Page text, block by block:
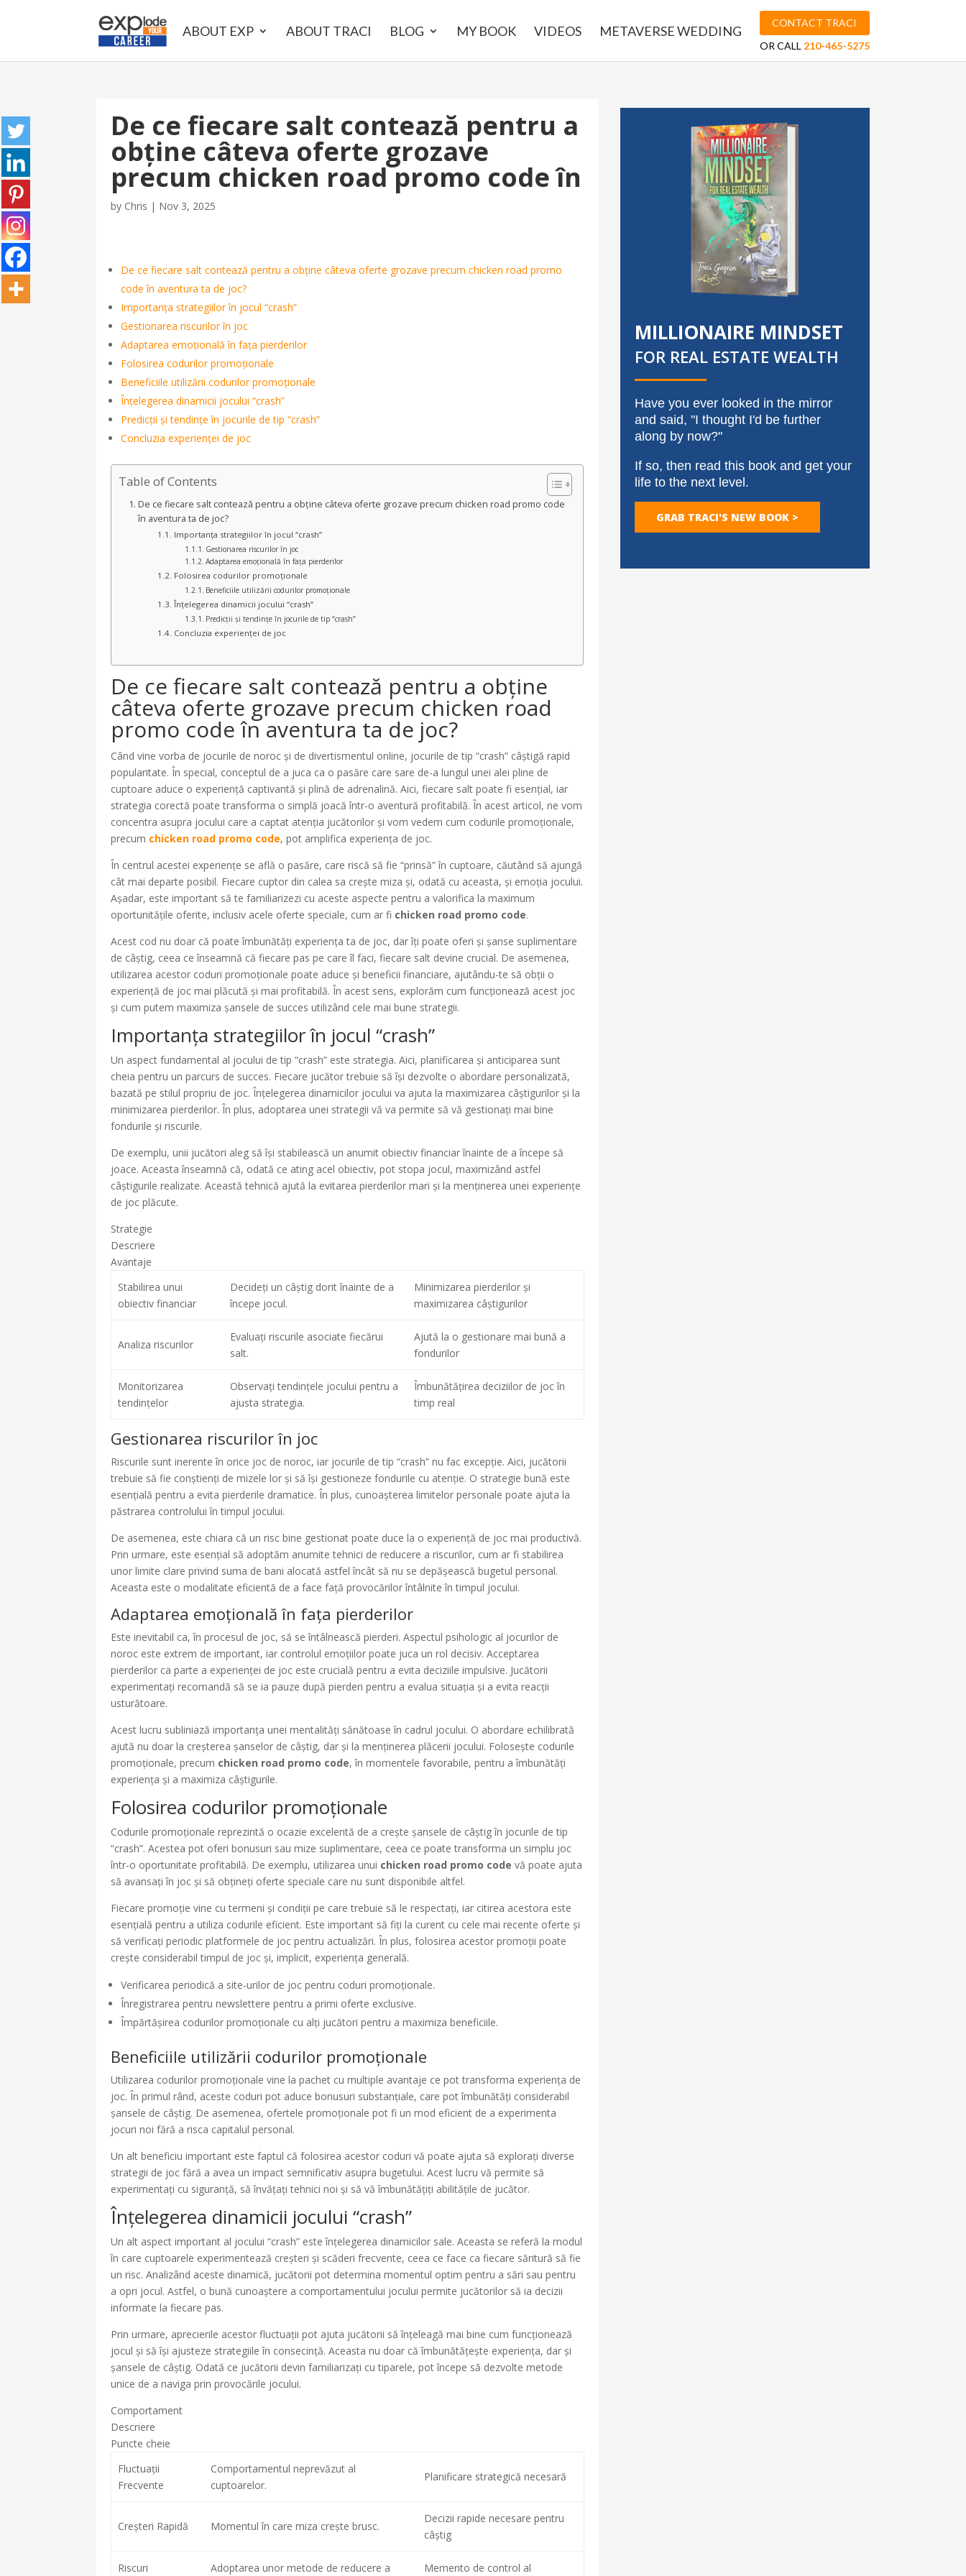
ABOUT EXP ABOUT TRACI BLOG MY BOOK VIDEOS METAVERSE WEDDING
CONTACT TRACI
OR CALL 210-465-5275
De ce fiecare salt contează pentru a
obține câteva oferte grozave
precum chicken road promo code în
by Chris | Nov 3, 2025
De ce fiecare salt contează pentru a obține câteva oferte grozave precum chicken road promo
code în aventura ta de joc?
Importanța strategiilor în jocul “crash”
Gestionarea riscurilor în joc
Adaptarea emoțională în fața pierderilor
Folosirea codurilor promoționale
Beneficiile utilizării codurilor promoționale
Înțelegerea dinamicii jocului “crash”
Predicții și tendințe în jocurile de tip “crash”
Concluzia experienței de joc
Table of Contents
De ce fiecare salt contează pentru a obține câteva oferte grozave precum chicken road promo code
în aventura ta de joc?
Importanța strategiilor în jocul “crash”
Gestionarea riscurilor în joc
Adaptarea emoțională în fața pierderilor
Folosirea codurilor promoționale
Beneficiile utilizării codurilor promoționale
Înțelegerea dinamicii jocului “crash”
Predicții și tendințe în jocurile de tip “crash”
Concluzia experienței de joc
De ce fiecare salt contează pentru a obține
câteva oferte grozave precum chicken road
promo code în aventura ta de joc?
Când vine vorba de jocurile de noroc și de divertismentul online, jocurile de tip “crash” câștigă rapid
popularitate. În special, conceptul de a juca ca o pasăre care sare de-a lungul unei alei pline de
cuptoare aduce o experiență captivantă și plină de adrenalină. Aici, fiecare salt poate fi esențial, iar
strategia corectă poate transforma o simplă joacă într-o aventură profitabilă. În acest articol, ne vom
concentra asupra jocului care a captat atenția jucătorilor și vom vedem cum codurile promoționale,
precum chicken road promo code, pot amplifica experiența de joc.
În centrul acestei experiențe se află o pasăre, care riscă să fie “prinsă” în cuptoare, căutând să ajungă
cât mai departe posibil. Fiecare cuptor din calea sa crește miza și, odată cu aceasta, și emoția jocului.
Așadar, este important să te familiarizezi cu aceste aspecte pentru a valorifica la maximum
oportunitățile oferite, inclusiv acele oferte speciale, cum ar fi chicken road promo code.
Acest cod nu doar că poate îmbunătăți experiența ta de joc, dar îți poate oferi și șanse suplimentare
de câștig, ceea ce înseamnă că fiecare pas pe care îl faci, fiecare salt devine crucial. De asemenea,
utilizarea acestor coduri promoționale poate aduce și beneficii financiare, ajutându-te să obții o
experiență de joc mai plăcută și mai profitabilă. În acest sens, explorăm cum funcționează acest joc
și cum putem maximiza șansele de succes utilizând cele mai bune strategii.
Importanța strategiilor în jocul “crash”
Un aspect fundamental al jocului de tip “crash” este strategia. Aici, planificarea și anticiparea sunt
cheia pentru un parcurs de succes. Fiecare jucător trebuie să își dezvolte o abordare personalizată,
bazată pe stilul propriu de joc. Înțelegerea dinamicilor jocului va ajuta la maximizarea câștigurilor și la
minimizarea pierderilor. În plus, adoptarea unei strategii vă va permite să vă gestionați mai bine
fondurile și riscurile.
De exemplu, unii jucători aleg să își stabilească un anumit obiectiv financiar înainte de a începe să
joace. Aceasta înseamnă că, odată ce ating acel obiectiv, pot stopa jocul, maximizând astfel
câștigurile realizate. Această tehnică ajută la evitarea pierderilor mari și la menținerea unei experiențe
de joc plăcute.
Strategie
Descriere
Avantaje
Stabilirea unui
obiectiv financiar
Decideți un câștig dorit înainte de a
începe jocul.
Minimizarea pierderilor și
maximizarea câștigurilor
Analiza riscurilor
Evaluați riscurile asociate fiecărui
salt.
Ajută la o gestionare mai bună a
fondurilor
Monitorizarea
tendințelor
Observați tendințele jocului pentru a
ajusta strategia.
Îmbunătățirea deciziilor de joc în
timp real
Gestionarea riscurilor în joc
Riscurile sunt inerente în orice joc de noroc, iar jocurile de tip “crash” nu fac excepție. Aici, jucătorii
trebuie să fie conștienți de mizele lor și să își gestioneze fondurile cu atenție. O strategie bună este
esențială pentru a evita pierderile dramatice. În plus, cunoașterea limitelor personale poate ajuta la
păstrarea controlului în timpul jocului.
De asemenea, este chiara că un risc bine gestionat poate duce la o experiență de joc mai productivă.
Prin urmare, este esențial să adoptăm anumite tehnici de reducere a riscurilor, cum ar fi stabilirea
unor limite clare privind suma de bani alocată astfel încât să nu se depășească bugetul personal.
Aceasta este o modalitate eficientă de a face față provocărilor întâlnite în timpul jocului.
Adaptarea emoțională în fața pierderilor
Este inevitabil ca, în procesul de joc, să se întâlnească pierderi. Aspectul psihologic al jocurilor de
noroc este extrem de important, iar controlul emoțiilor poate juca un rol decisiv. Acceptarea
pierderilor ca parte a experienței de joc este crucială pentru a evita deciziile impulsive. Jucătorii
experimentați recomandă să se ia pauze după pierderi pentru a evalua situația și a evita reacții
usturătoare.
Acest lucru subliniază importanța unei mentalități sănătoase în cadrul jocului. O abordare echilibrată
ajută nu doar la creșterea șanselor de câștig, dar și la menținerea plăcerii jocului. Folosește codurile
promoționale, precum chicken road promo code, în momentele favorabile, pentru a îmbunătăți
experiența și a maximiza câștigurile.
Folosirea codurilor promoționale
Codurile promoționale reprezintă o ocazie excelentă de a crește șansele de câștig în jocurile de tip
“crash”. Acestea pot oferi bonusuri sau mize suplimentare, ceea ce poate transforma un simplu joc
într-o oportunitate profitabilă. De exemplu, utilizarea unui chicken road promo code vă poate ajuta
să avansați în joc și să obțineți oferte speciale care nu sunt disponibile altfel.
Fiecare promoție vine cu termeni și condiții pe care trebuie să le respectați, iar citirea acestora este
esențială pentru a utiliza codurile eficient. Este important să fiți la curent cu cele mai recente oferte și
să verificați periodic platformele de joc pentru actualizări. În plus, folosirea acestor promoții poate
crește considerabil timpul de joc și, implicit, experiența generală.
Verificarea periodică a site-urilor de joc pentru coduri promoționale.
Înregistrarea pentru newslettere pentru a primi oferte exclusive.
Împărtășirea codurilor promoționale cu alți jucători pentru a maximiza beneficiile.
Beneficiile utilizării codurilor promoționale
Utilizarea codurilor promoționale vine la pachet cu multiple avantaje ce pot transforma experiența de
joc. În primul rând, aceste coduri pot aduce bonusuri substanțiale, care pot îmbunătăți considerabil
șansele de câștig. De asemenea, ofertele promoționale pot fi un mod eficient de a experimenta
jocuri noi fără a risca capitalul personal.
Un alt beneficiu important este faptul că folosirea acestor coduri vă poate ajuta să explorați diverse
strategii de joc fără a avea un impact semnificativ asupra bugetului. Acest lucru vă permite să
experimentați cu siguranță, să învățați tehnici noi și să vă îmbunătățiți abilitățile de jucător.
Înțelegerea dinamicii jocului “crash”
Un alt aspect important al jocului “crash” este înțelegerea dinamicilor sale. Aceasta se referă la modul
în care cuptoarele experimentează creșteri și scăderi frecvente, ceea ce face ca fiecare săritură să fie
un risc. Analizând aceste dinamică, jucătorii pot determina momentul optim pentru a sări sau pentru
a opri jocul. Astfel, o bună cunoaștere a comportamentului jocului permite jucătorilor să ia decizii
informate la fiecare pas.
Prin urmare, aprecierile acestor fluctuații pot ajuta jucătorii să înțeleagă mai bine cum funcționează
jocul și să își ajusteze strategiile în consecință. Aceasta nu doar că îmbunătățește experiența, dar și
șansele de câștig. Odată ce jucătorii devin familiarizați cu tiparele, pot începe să dezvolte metode
unice de a naviga prin provocările jocului.
Comportament
Descriere
Puncte cheie
Fluctuații
Frecvente
Comportamentul neprevăzut al
cuptoarelor.
Planificare strategică necesară
Creșteri Rapidă Momentul în care miza crește brusc.
Decizii rapide necesare pentru
câștig
Riscuri Adoptarea unor metode de reducere a Memento de control al
MILLIONAIRE MINDSET
FOR REAL ESTATE WEALTH
Have you ever looked in the mirror
and said, "I thought I'd be further
along by now?"
If so, then read this book and get your
life to the next level.
GRAB TRACI'S NEW BOOK >